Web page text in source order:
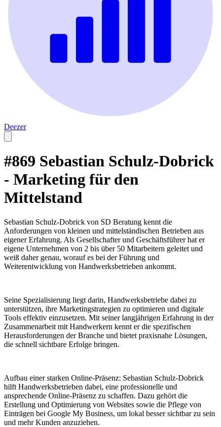
Deezer
#869 Sebastian Schulz-Dobrick
- Marketing für den
Mittelstand
Sebastian Schulz-Dobrick von SD Beratung kennt die
Anforderungen von kleinen und mittelständischen Betrieben aus
eigener Erfahrung. Als Gesellschafter und Geschäftsführer hat er
eigene Unternehmen von 2 bis über 50 Mitarbeitern geleitet und
weiß daher genau, worauf es bei der Führung und
Weiterentwicklung von Handwerksbetrieben ankommt.
Seine Spezialisierung liegt darin, Handwerksbetriebe dabei zu
unterstützen, ihre Marketingstrategien zu optimieren und digitale
Tools effektiv einzusetzen. Mit seiner langjährigen Erfahrung in der
Zusammenarbeit mit Handwerkern kennt er die spezifischen
Herausforderungen der Branche und bietet praxisnahe Lösungen,
die schnell sichtbare Erfolge bringen.
Aufbau einer starken Online-Präsenz: Sebastian Schulz-Dobrick
hilft Handwerksbetrieben dabei, eine professionelle und
ansprechende Online-Präsenz zu schaffen. Dazu gehört die
Erstellung und Optimierung von Websites sowie die Pflege von
Einträgen bei Google My Business, um lokal besser sichtbar zu sein
und mehr Kunden anzuziehen.